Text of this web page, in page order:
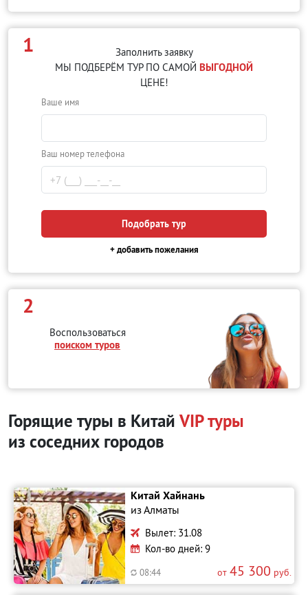
1
Заполнить заявку
МЫ ПОДБЕРЁМ ТУР ПО САМОЙ ВЫГОДНОЙ
ЦЕНЕ!
Ваше имя
Ваш номер телефона
Подобрать тур
+ добавить пожелания
2
Воспользоваться
поиском туров
Горящие туры в Китай VIP туры
из соседних городов
Китай Хайнань
из Алматы
Вылет: 31.08
Кол-во дней: 9
08:44 от 45 300 руб.